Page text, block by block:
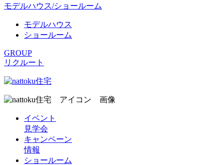
モデルハウス/ショールーム
モデルハウス
ショールーム
GROUP
リクルート
イベント
見学会
キャンペーン
情報
ショールーム